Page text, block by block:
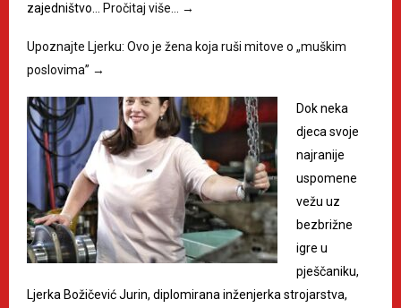
zajedništvo… Pročitaj više… →
Upoznajte Ljerku: Ovo je žena koja ruši mitove o „muškim
poslovima” →
Dok neka
djeca svoje
najranije
uspomene
vežu uz
bezbrižne
igre u
pješčaniku,
Ljerka Božičević Jurin, diplomirana inženjerka strojarstva,